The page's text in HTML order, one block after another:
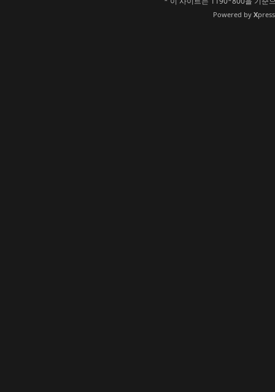
Powered by X